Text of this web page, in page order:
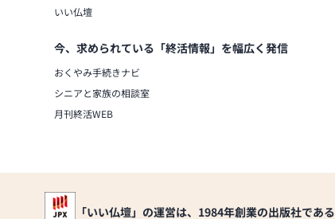
いい仏壇
今、求められている「終活情報」を幅広く発信
おくやみ手続きナビ
シニアと家族の相談室
月刊終活WEB
「いい仏壇」の運営は、1984年創業の出版社である